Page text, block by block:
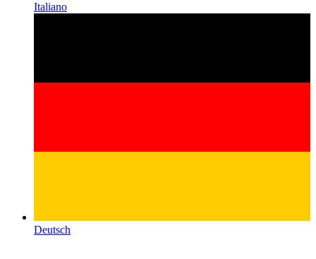
Italiano
Deutsch